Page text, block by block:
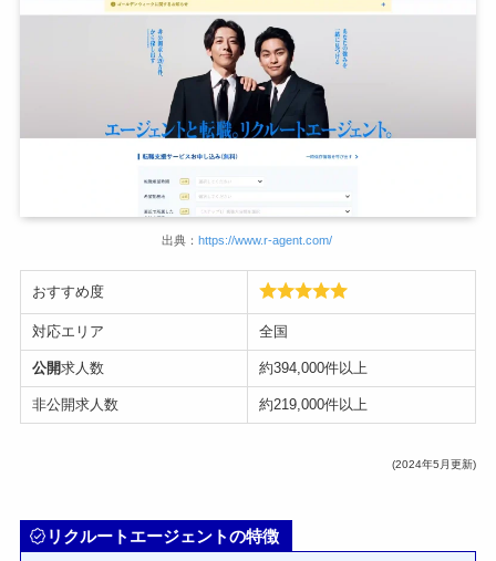
出典： https://www.r-agent.com/
おすすめ度
対応エリア 全国
公開求人数 約394,000件以上
非公開求人数 約219,000件以上
(2024年5月更新)
リクルートエージェントの特徴